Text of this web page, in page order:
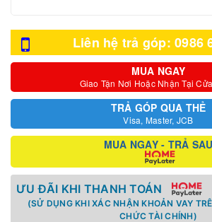
Liên hệ trả góp: 0986
MUA NGAY
Giao Tận Nơi Hoặc Nhận Tại
TRẢ GÓP QUA THẺ
Visa, Master, JCB
MUA NGAY - TRẢ SAU
ƯU ĐÃI KHI THANH TOÁN
(SỬ DỤNG KHI XÁC NHẬN KHOẢN VAY
CHỨC TÀI CHÍNH)